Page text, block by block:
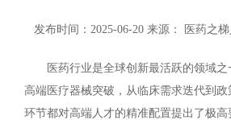
发布时间：2025-06-20 来源： 医药之梯
医药行业是全球创新最活跃的领域之
高端医疗器械突破，从临床需求迭代到
环节都对高端人才的精准配置提出了极